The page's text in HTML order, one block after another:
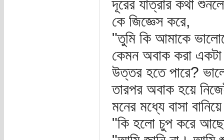
দূরের যাত্রার কথা
কে জিজ্ঞেস করে,
"তুমি কি আমাকে
কেমন অবাক করা
উত্তর হতে পারে?
তারপর অবাক হয়ে
মনের মধ্যে বাসা
"কি হলো চুপ করে